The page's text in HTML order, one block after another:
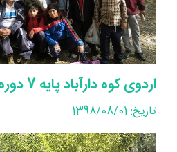
اردوی کوه دارآباد پایه 7 دوره 28
تاریخ: 1398/08/01